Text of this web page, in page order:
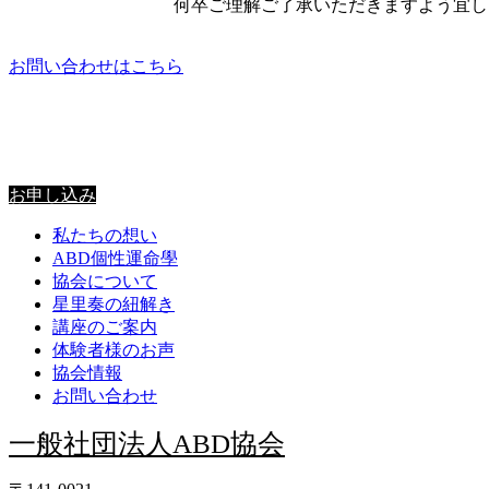
何卒ご理解ご了承いただきますよう宜し
お問い合わせはこちら
お申し込み
私たちの想い
ABD個性運命學
協会について
星里奏の紐解き
講座のご案内
体験者様のお声
協会情報
お問い合わせ
一般社団法人ABD協会